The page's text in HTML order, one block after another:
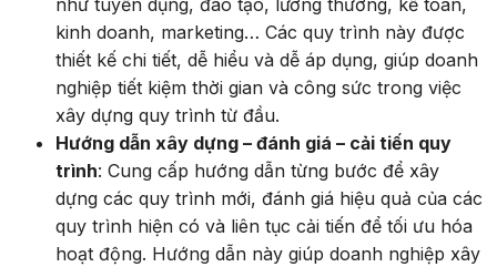
như tuyển dụng, đào tạo, lương thưởng, kế toán,
kinh doanh, marketing… Các quy trình này được
thiết kế chi tiết, dễ hiểu và dễ áp dụng, giúp doanh
nghiệp tiết kiệm thời gian và công sức trong việc
xây dựng quy trình từ đầu.
Hướng dẫn xây dựng – đánh giá – cải tiến quy
trình: Cung cấp hướng dẫn từng bước để xây
dựng các quy trình mới, đánh giá hiệu quả của các
quy trình hiện có và liên tục cải tiến để tối ưu hóa
hoạt động. Hướng dẫn này giúp doanh nghiệp xây